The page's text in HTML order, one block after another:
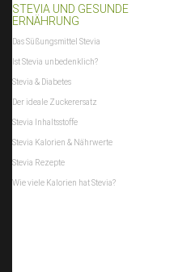
STEVIA UND GESUNDE
ERNÄHRUNG
Das Süßungsmittel Stevia
Ist Stevia unbedenklich?
Stevia & Diabetes
Der ideale Zuckerersatz
Stevia Inhaltsstoffe
Stevia Kalorien & Nährwerte
Stevia Rezepte
Wie viele Kalorien hat Stevia?